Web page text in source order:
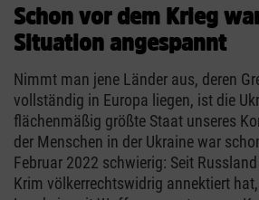
Schon vor dem Krieg
Situation angespannt
Nimmt man jene Länder aus, deren
vollständig in Europa liegen, ist die
flächenmäßig größte Staat unseres
der Menschen in der Ukraine war
Februar 2022 schwierig: Seit
Krim völkerrechtswidrig annektiert